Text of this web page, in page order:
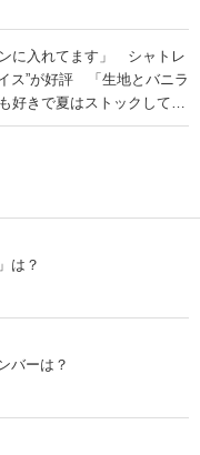
に入れてます」 シャトレ
ス”が好評 「生地とバニラ
好きで夏はストックして
は？
バーは？